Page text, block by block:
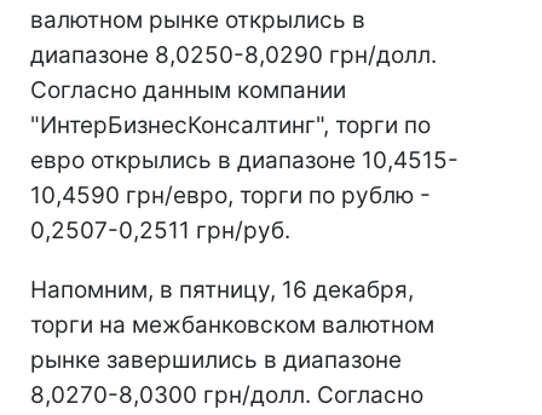
валютном рынке открылись в
диапазоне 8,0250-8,0290 грн/долл.
Согласно данным компании
"ИнтерБизнесКонсалтинг", торги по
евро открылись в диапазоне 10,4515-
10,4590 грн/евро, торги по рублю -
0,2507-0,2511 грн/руб.
Напомним, в пятницу, 16 декабря,
торги на межбанковском валютном
рынке завершились в диапазоне
8,0270-8,0300 грн/долл. Согласно